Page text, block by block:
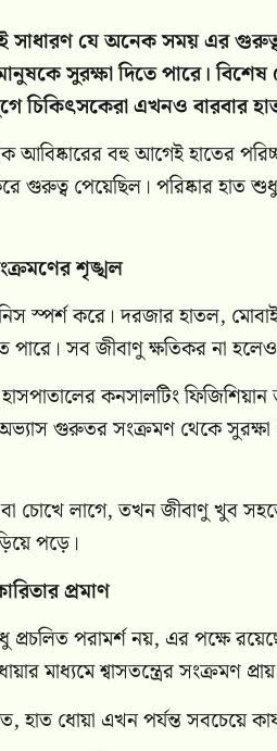
সাধারণ যে অনেক সময় এর
সুরক্ষা দিতে পারে।
চিকিৎসকেরা এখনও বারবার
আবিষ্কারের বহু আগেই হাতের
গুরুত্ব পেয়েছিল। পরিষ্কার হাত
শৃঙ্খল
স্পর্শ করে। দরজার হাতল,
পারে। সব জীবাণু ক্ষতিকর না
হাসপাতালের কনসালটিং
গুরুতর সংক্রমণ থেকে সুরক্ষা
চোখে লাগে, তখন জীবাণু খুব
পড়ে।
প্রমাণ
পরামর্শ নয়, এর পক্ষে
মাধ্যমে শ্বাসতন্ত্রের সংক্রমণ
হাত ধোয়া এখন পর্যন্ত সবচেয়ে